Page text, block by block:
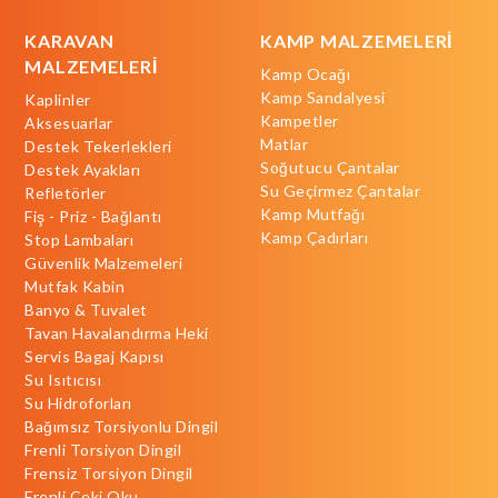
KARAVAN
MALZEMELERİ
Kaplinler
Aksesuarlar
Destek Tekerlekleri
Destek Ayakları
Refletörler
Fiş - Priz - Bağlantı
Stop Lambaları
Güvenlik Malzemeleri
Mutfak Kabin
Banyo & Tuvalet
Tavan Havalandırma Heki
Servis Bagaj Kapısı
Su Isıtıcısı
Su Hidroforları
Bağımsız Torsiyonlu Dingil
Frenli Torsiyon Dingil
Frensiz Torsiyon Dingil
KAMP MALZEMELERİ
Kamp Ocağı
Kamp Sandalyesi
Kampetler
Matlar
Soğutucu Çantalar
Su Geçirmez Çantalar
Kamp Mutfağı
Kamp Çadırları